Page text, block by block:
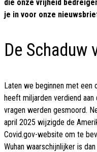
die onze vrijheid
je in voor onze
De Schaduw
Laten we beginnen met een
heeft miljarden verdiend aan
vragen werden gesmoord.
april 2025 wijzigde de
Covid.gov-website om te
Wuhan waarschijnlijker is